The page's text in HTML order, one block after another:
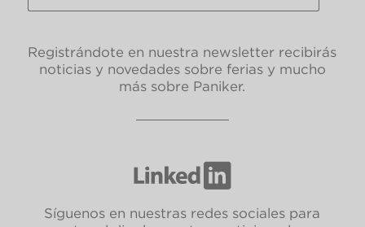
Registrándote en nuestra newsletter recibirás
noticias y novedades sobre ferias y mucho
más sobre Paniker.
Síguenos en nuestras redes sociales para